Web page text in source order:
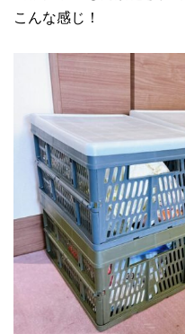
こんな感じ！